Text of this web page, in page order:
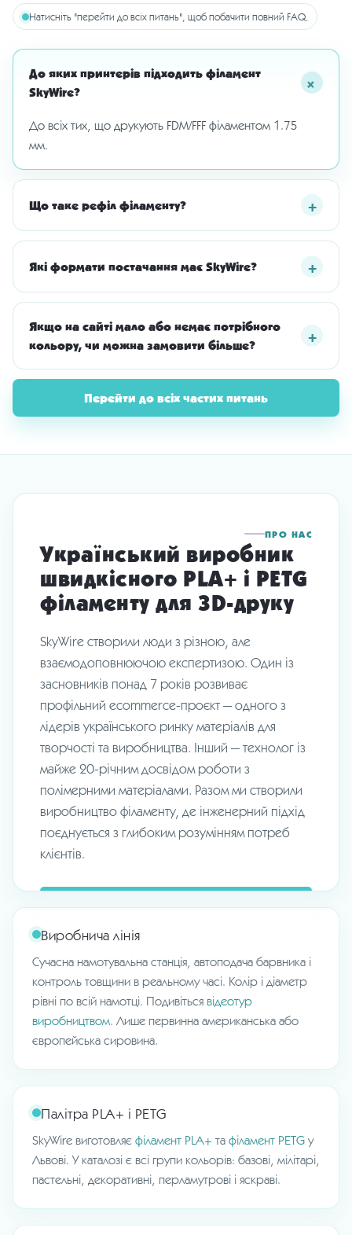
Натисніть "перейти до всіх питань", щоб побачити повний FAQ.
До яких принтерів підходить філамент
SkyWire?
До всіх тих, що друкують FDM/FFF філаментом 1.75
мм.
Що таке рефіл філаменту?
Які формати постачання має SkyWire?
Якщо на сайті мало або немає потрібного
кольору, чи можна замовити більше?
Перейти до всіх частих питань
ПРО НАС
Український виробник
швидкісного PLA+ і PETG
філаменту для 3D-друку
SkyWire створили люди з різною, але
взаємодоповнюючою експертизою. Один із
засновників понад 7 років розвиває
профільний ecommerce-проєкт — одного з
лідерів українського ринку матеріалів для
творчості та виробництва. Інший — технолог із
майже 20-річним досвідом роботи з
полімерними матеріалами. Разом ми створили
виробництво філаменту, де інженерний підхід
поєднується з глибоким розумінням потреб
клієнтів.
Виробнича лінія
Сучасна намотувальна станція, автоподача барвника і
контроль товщини в реальному часі. Колір і діаметр
рівні по всій намотці. Подивіться відеотур
виробництвом . Лише первинна американська або
європейська сировина.
Палітра PLA+ і PETG
SkyWire виготовляє філамент PLA+ та філамент PETG у
Львові. У каталозі є всі групи кольорів: базові, мілітарі,
пастельні, декоративні, перламутрові і яскраві.